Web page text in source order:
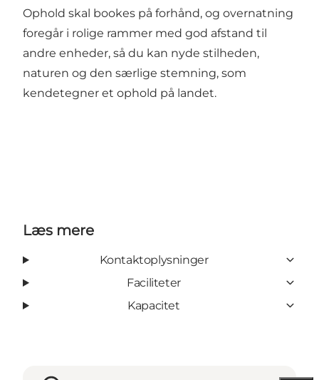
Ophold skal bookes på forhånd, og overnatning
foregår i rolige rammer med god afstand til
andre enheder, så du kan nyde stilheden,
naturen og den særlige stemning, som
kendetegner et ophold på landet.
Læs mere
Kontaktoplysninger
Faciliteter
Kapacitet